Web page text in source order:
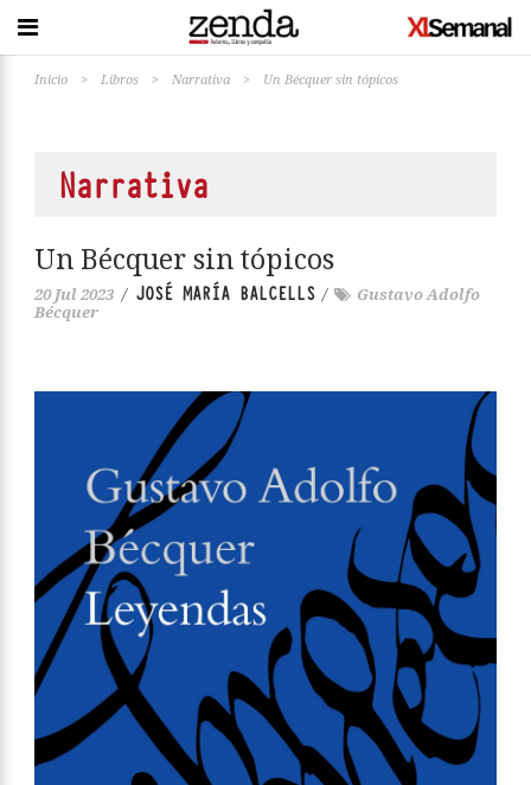
Inicio > Libros > Narrativa > Un Bécquer sin tópicos
Narrativa
Un Bécquer sin tópicos
20 Jul 2023 / JOSÉ MARÍA BALCELLS /
Gustavo Adolfo
Bécquer